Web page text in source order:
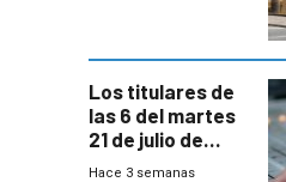
Los titulares de
las 6 del martes
21 de julio de
2026
Hace 3 semanas